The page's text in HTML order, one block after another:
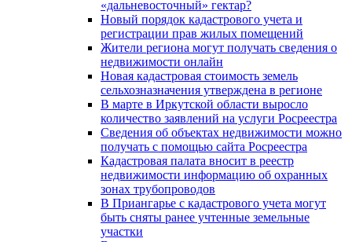
«дальневосточный» гектар?
Новый порядок кадастрового учета и
регистрации прав жилых помещений
Жители региона могут получать сведения о
недвижимости онлайн
Новая кадастровая стоимость земель
сельхозназначения утверждена в регионе
В марте в Иркутской области выросло
количество заявлений на услуги Росреестра
Сведения об объектах недвижимости можно
получать с помощью сайта Росреестра
Кадастровая палата вносит в реестр
недвижимости информацию об охранных
зонах трубопроводов
В Приангарье с кадастрового учета могут
быть сняты ранее учтенные земельные
участки